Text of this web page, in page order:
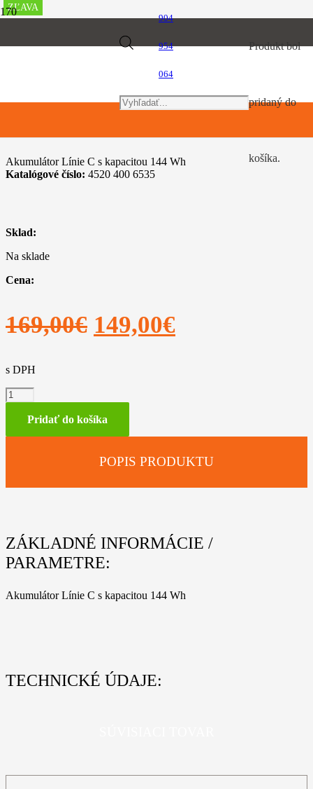
904
954
064
Products
search
Produktbol
pridaný do
košíka.
Akumulátorový program
Akumulátor AK 20
Akumulátor Línie C s kapacitou 144 Wh
Katalógové číslo: 4520 400 6535
Sklad:
Na sklade
Cena:
169,00€ Pôvodná
169,00€.
149,00€
s DPH
množstvo
Akumulátor
Pridať do košíka
POPIS PRODUKTU
ZÁKLADNÉ INFORMÁCIE /
PARAMETRE:
Akumulátor Línie C s kapacitou 144 Wh
TECHNICKÉ ÚDAJE:
ZĽAVA
ZĽAVA
ZĽAVA
ZĽAVA
ZĽAVA
ZĽAVA
ZĽAVA
ZĽAVA
ZĽAVA
ZĽAVA